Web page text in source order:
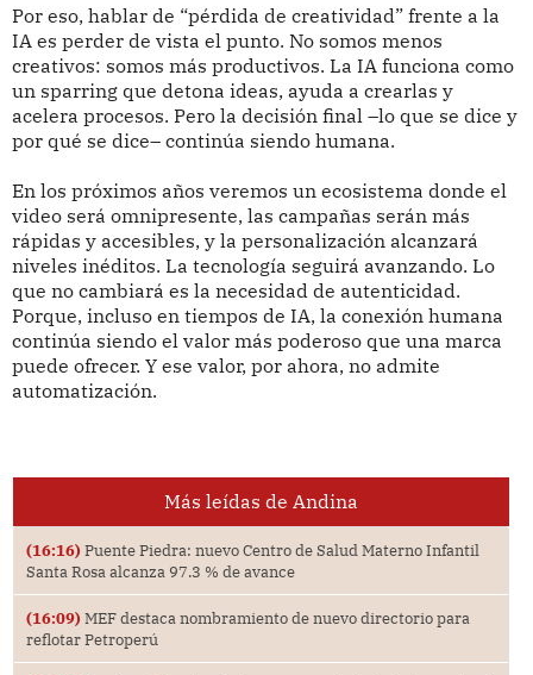
Por eso, hablar de “pérdida de creatividad” frente a la
IA es perder de vista el punto. No somos menos
creativos: somos más productivos. La IA funciona como
un sparring que detona ideas, ayuda a crearlas y
acelera procesos. Pero la decisión final –lo que se dice y
por qué se dice– continúa siendo humana.
En los próximos años veremos un ecosistema donde el
video será omnipresente, las campañas serán más
rápidas y accesibles, y la personalización alcanzará
niveles inéditos. La tecnología seguirá avanzando. Lo
que no cambiará es la necesidad de autenticidad.
Porque, incluso en tiempos de IA, la conexión humana
continúa siendo el valor más poderoso que una marca
puede ofrecer. Y ese valor, por ahora, no admite
automatización.
Más leídas de Andina
(16:16) Puente Piedra: nuevo Centro de Salud Materno Infantil
Santa Rosa alcanza 97.3 % de avance
(16:09) MEF destaca nombramiento de nuevo directorio para
reflotar Petroperú